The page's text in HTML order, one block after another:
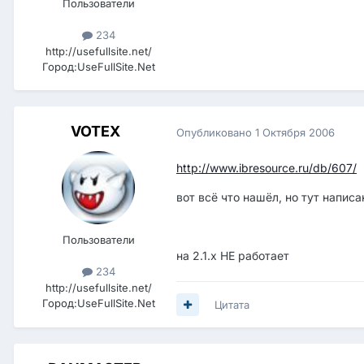
Пользователи
234
http://usefullsite.net/
Город:UseFullSite.Net
VOTEX
Пользователи
234
http://usefullsite.net/
Город:UseFullSite.Net
Опубликовано 1 Октября 2006
http://www.ibresource.ru/db/607/
вот всё что нашёл, но тут
на 2.1.х НЕ работает
Цитата